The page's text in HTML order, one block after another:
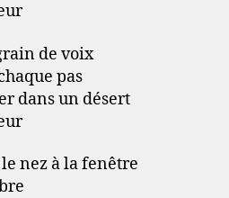
de voix
pas
dans un désert
nez à la fenêtre